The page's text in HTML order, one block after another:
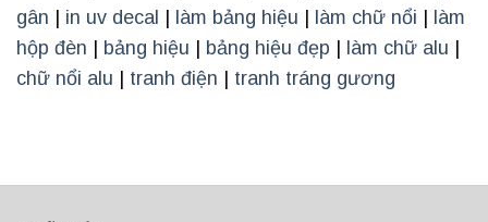
gân
in uv decal làm bảng hiệu làm chữ nổi
làm
hộp đèn
bảng hiệu bảng hiệu đẹp làm chữ alu
chữ nổi alu
tranh điện tranh tráng gương